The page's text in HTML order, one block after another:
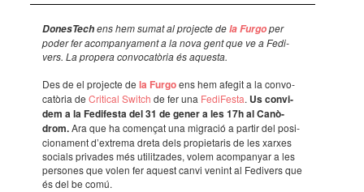
Dones­Techens hem sumat al projecte dela Furgoper
poder fer acom­pa­nya­ment a la nova gent que ve a Fedi­
vers. La propera convo­ca­tò­ria és aquesta.
Des de el projecte dela Furgoens hem afegit a la convo­
ca­tò­ria deCriti­cal Switch de fer una Fedi­Festa. Us convi­
dem a la Fedi­festa del 31 de gener a les 17h al Canò­
drom.Ara que ha comen­çat una migra­ció a partir del posi­
ci­o­na­ment d’ex­trema dreta dels propi­e­ta­ris de les xarxes
soci­als priva­des més utilit­za­des, volem acom­pa­nyar a les
perso­nes que volen fer aquest canvi venint al Fedi­vers que
és del be comú.